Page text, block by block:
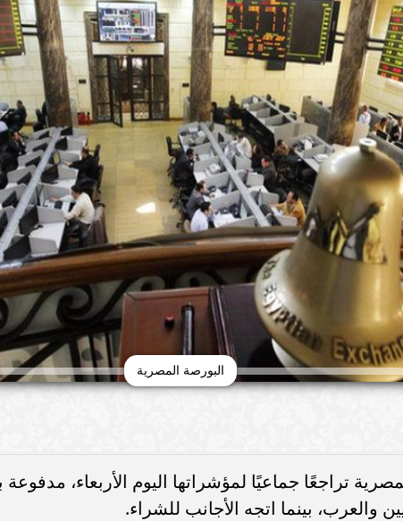
البورصة المصرية
تراجعًا جماعيًا لمؤشراتها اليوم الأربعاء،
والعرب، بينما اتجه الأجانب للشراء.